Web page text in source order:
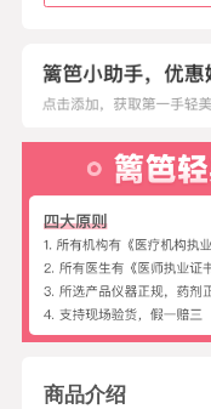
商品介绍